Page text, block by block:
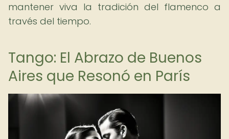
mantener viva la tradición del flamenco a
través del tiempo.
Tango: El Abrazo de Buenos
Aires que Resonó en París